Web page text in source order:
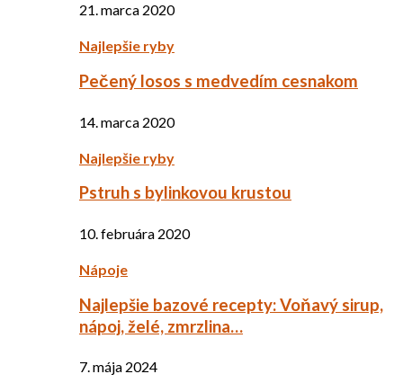
21. marca 2020
Najlepšie ryby
Pečený losos s medvedím cesnakom
14. marca 2020
Najlepšie ryby
Pstruh s bylinkovou krustou
10. februára 2020
Nápoje
Najlepšie bazové recepty: Voňavý sirup,
nápoj, želé, zmrzlina…
7. mája 2024